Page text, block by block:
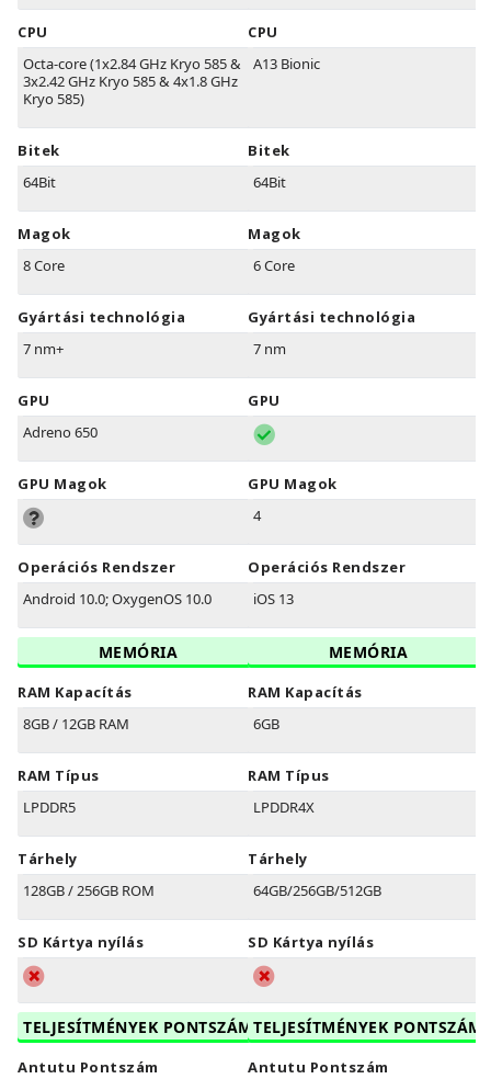
CPU
Octa-core (1x2.84 GHz Kryo 585 &
3x2.42 GHz Kryo 585 & 4x1.8 GHz
Kryo 585)
Bitek
64Bit
Magok
8 Core
Gyártási technológia
7 nm+
GPU
Adreno 650
GPU Magok
Operációs Rendszer
Android 10.0; OxygenOS 10.0
MEMÓRIA
RAM Kapacítás
8GB / 12GB RAM
RAM Típus
LPDDR5
Tárhely
128GB / 256GB ROM
SD Kártya nyílás
TELJESÍTMÉNYEK PONTSZÁM
Antutu Pontszám
CPU
A13 Bionic
Bitek
64Bit
Magok
6 Core
Gyártási technológia
7 nm
GPU
GPU Magok
4
Operációs Rendszer
iOS 13
MEMÓRIA
RAM Kapacítás
6GB
RAM Típus
LPDDR4X
Tárhely
64GB/256GB/512GB
SD Kártya nyílás
TELJESÍTMÉNYEK PONTSZÁM
Antutu Pontszám